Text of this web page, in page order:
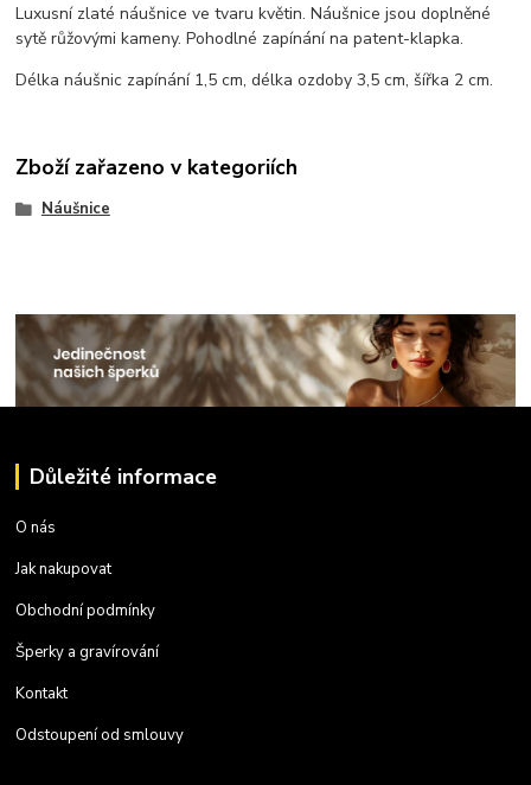
Luxusní zlaté náušnice ve tvaru květin. Náušnice jsou doplněné
sytě růžovými kameny. Pohodlné zapínání na patent-klapka.
Délka náušnic zapínání 1,5 cm, délka ozdoby 3,5 cm, šířka 2 cm.
Zboží zařazeno v kategoriích
Náušnice
Důležité informace
O nás
Jak nakupovat
Obchodní podmínky
Šperky a gravírování
Kontakt
Odstoupení od smlouvy